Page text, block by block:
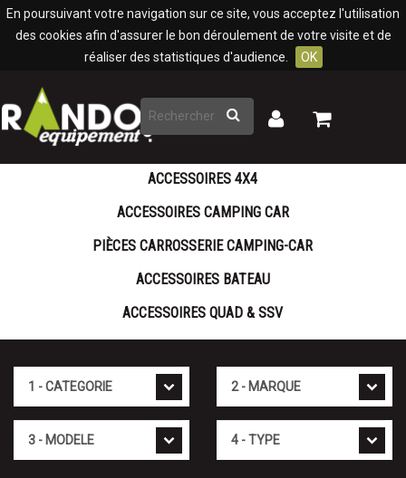
En poursuivant votre navigation sur ce site, vous acceptez l'utilisation
des cookies afin d'assurer le bon déroulement de votre visite et de
réaliser des statistiques d'audience.
OK
Rechercher
Mon
Mon
ACCESSOIRES 4X4
ACCESSOIRES CAMPING CAR
PIÈCES CARROSSERIE CAMPING-CAR
ACCESSOIRES BATEAU
ACCESSOIRES QUAD & SSV
Panneau de gestion des cookies